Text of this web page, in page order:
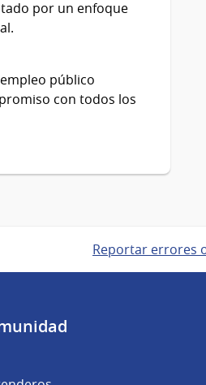
por un enfoque
público
con todos los
Reportar errores